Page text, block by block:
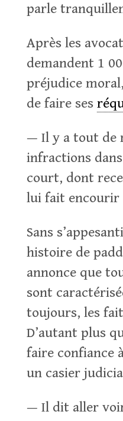
parle
Après les
demandent 1
préjudice
de faire ses
— Il y a tout de
infractions
court, dont
lui fait encourir
Sans
histoire de
annonce que
sont
toujours, les
D’autant plus
faire confiance
un casier
— Il dit aller